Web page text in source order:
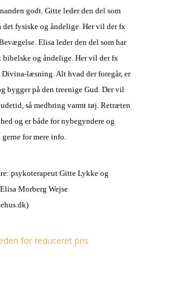
godt. Gitte leder den del som
det fysiske og åndelige. Her vil der fx
Elisa leder den del som har
bibelske og åndelige. Her vil der fx
læsning. Alt hvad der foregår, er
bygger på den treenige Gud. Der vil
så medbring varmt tøj. Retræten
og er både for nybegyndere og
for mere info.
psykoterapeut Gitte Lykke og
Morberg Wejse
for reduceret pris